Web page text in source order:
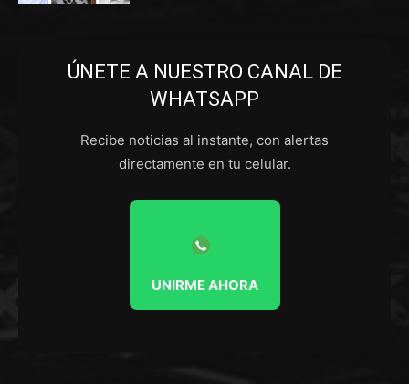
ÚNETE A NUESTRO CANAL DE
WHATSAPP
Recibe noticias al instante, con alertas
directamente en tu celular.
UNIRME AHORA